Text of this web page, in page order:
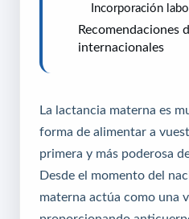
Incorporación
Recomendaciones
internacionales
La lactancia materna es
forma de alimentar a
primera y más poderosa
Desde el momento del
materna actúa como una